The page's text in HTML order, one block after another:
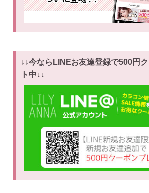
↓↓今ならLINEお友達登録で500円
ト中↓↓